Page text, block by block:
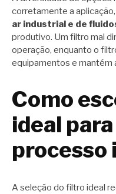
corretamente a
ar industrial e de
produtivo. Um filtro mal
operação, enquanto o
equipamentos e mantém
Como
ideal
processo
A seleção do filtro ideal